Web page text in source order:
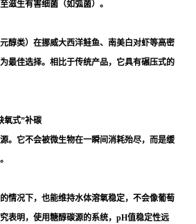
滋生有害细菌（如弧菌）。
醇类）在挪威大西洋鲑鱼、南美白对虾等高密
最佳选择。相比于传统产品，它具有碾压式的
式”补碳
。它不会被微生物在一瞬间消耗殆尽，而是缓
情况下，也能维持水体溶氧稳定，不会像葡萄
表明，使用糖醇碳源的系统，pH值稳定性远